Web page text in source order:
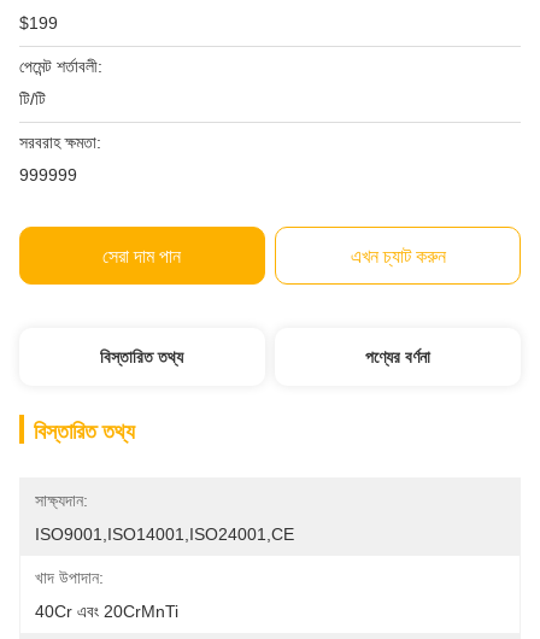
$199
পেমেন্ট শর্তাবলী:
টি/টি
সরবরাহ ক্ষমতা:
999999
সেরা দাম পান এখন চ্যাট করুন
বিস্তারিত তথ্য পণ্যের বর্ণনা
বিস্তারিত তথ্য
সাক্ষ্যদান:
ISO9001,ISO14001,ISO24001,CE
খাদ উপাদান:
40Cr এবং 20CrMnTi